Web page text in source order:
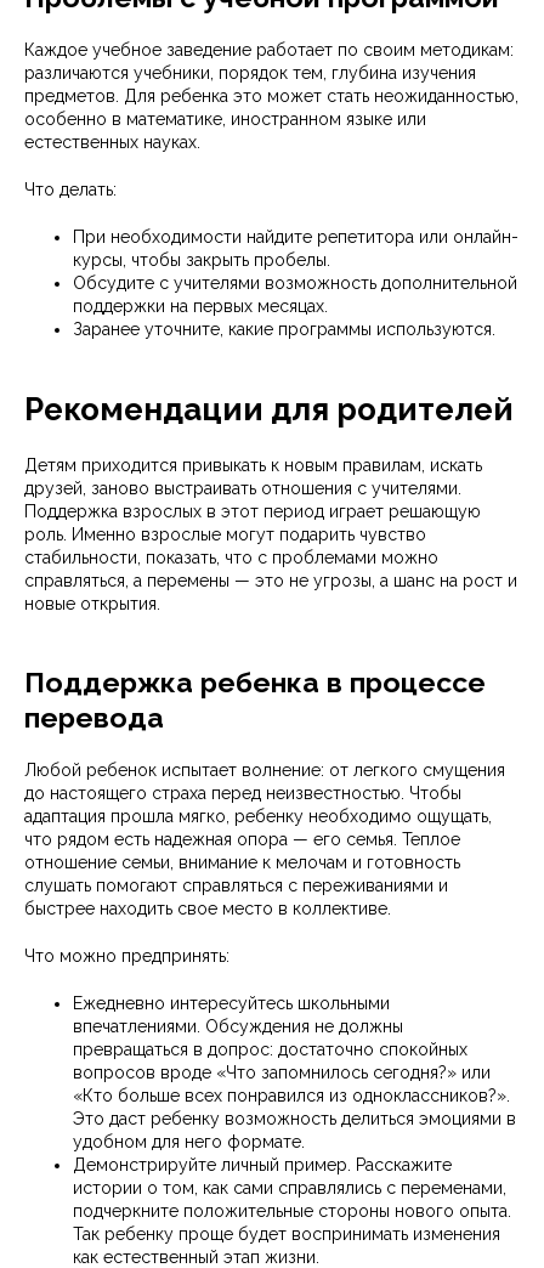
Каждое учебное заведение работает по своим методикам:
различаются учебники, порядок тем, глубина изучения
предметов. Для ребенка это может стать неожиданностью,
особенно в математике, иностранном языке или
естественных науках.
Что делать:
При необходимости найдите репетитора или онлайн-
курсы, чтобы закрыть пробелы.
Обсудите с учителями возможность дополнительной
поддержки на первых месяцах.
Заранее уточните, какие программы используются.
Рекомендации для родителей
Детям приходится привыкать к новым правилам, искать
друзей, заново выстраивать отношения с учителями.
Поддержка взрослых в этот период играет решающую
роль. Именно взрослые могут подарить чувство
стабильности, показать, что с проблемами можно
справляться, а перемены — это не угрозы, а шанс на рост и
новые открытия.
Поддержка ребенка в процессе
перевода
Любой ребенок испытает волнение: от легкого смущения
до настоящего страха перед неизвестностью. Чтобы
адаптация прошла мягко, ребенку необходимо ощущать,
что рядом есть надежная опора — его семья. Теплое
отношение семьи, внимание к мелочам и готовность
слушать помогают справляться с переживаниями и
быстрее находить свое место в коллективе.
Что можно предпринять:
Ежедневно интересуйтесь школьными
впечатлениями. Обсуждения не должны
превращаться в допрос: достаточно спокойных
вопросов вроде «Что запомнилось сегодня?» или
«Кто больше всех понравился из одноклассников?».
Это даст ребенку возможность делиться эмоциями в
удобном для него формате.
Демонстрируйте личный пример. Расскажите
истории о том, как сами справлялись с переменами,
подчеркните положительные стороны нового опыта.
Так ребенку проще будет воспринимать изменения
как естественный этап жизни.